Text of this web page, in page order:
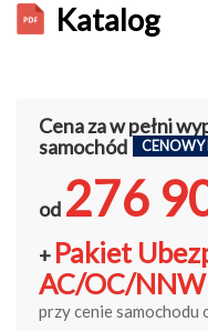
Katalog
Cena za w pełni
samochód
CENOWY
od 276
+ Pakiet
AC/OC/NNW
przy cenie samochodu